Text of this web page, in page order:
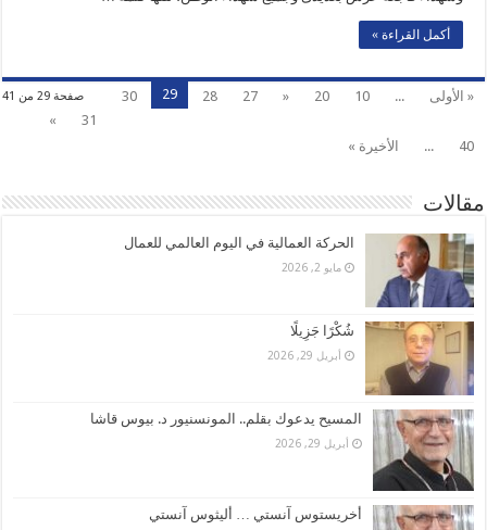
أكمل القراءة »
صفحة 29 من 41 « الأولى ...
10
20
«
27
28
29
30
31
»
40
... الأخيرة »
مقالات
الحركة العمالية في اليوم العالمي للعمال
مايو 2, 2026
شُكْرًا جَزِيلًا
أبريل 29, 2026
المسيح يدعوك بقلم.. المونسنيور د. بيوس قاشا
أبريل 29, 2026
أخريستوس آنستي … أليثوس آنستي